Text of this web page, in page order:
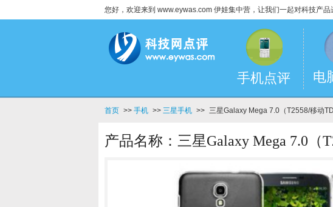
您好，欢迎来到 www.eywas.com 伊娃集中营，让我们一起对科技产品
手机点评 电
首页 >> 手机 >> 三星手机 >> 三星Galaxy Mega 7.0（T2558/移动
产品名称：三星Galaxy Mega 7.0（